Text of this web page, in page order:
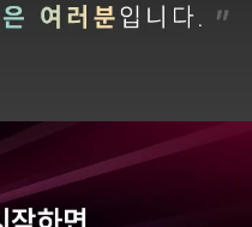
점수를 받으며 합격할 수